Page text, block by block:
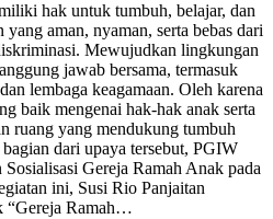
hak untuk tumbuh, belajar, dan
aman, nyaman, serta bebas dari
Mewujudkan lingkungan
jawab bersama, termasuk
lembaga keagamaan. Oleh karena
baik mengenai hak-hak anak serta
ruang yang mendukung tumbuh
dari upaya tersebut, PGIW
Gereja Ramah Anak pada
ini, Susi Rio Panjaitan
“Gereja Ramah…